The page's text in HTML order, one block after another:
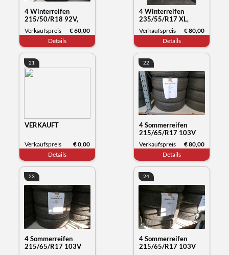
4 Winterreifen
215/50/R18 92V,
Kumho Tyre
Wintercraft WB52,
Datum 30/23
Verkaufspreis
€ 60,00
Details
4 Winterreifen
235/55/R17 XL,
Kumho Tyre
Wintercraft WP52,
Datum 35/23
Verkaufspreis
€ 80,00
Details
21
VERKAUFT
Verkaufspreis
€ 0,00
Details
22
4 Sommerreifen
215/65/R17 103V
XL, Michelin Primacy,
Datum 12/23
Verkaufspreis
€ 80,00
Details
23
4 Sommerreifen
215/65/R17 103V
24
4 Sommerreifen
215/65/R17 103V